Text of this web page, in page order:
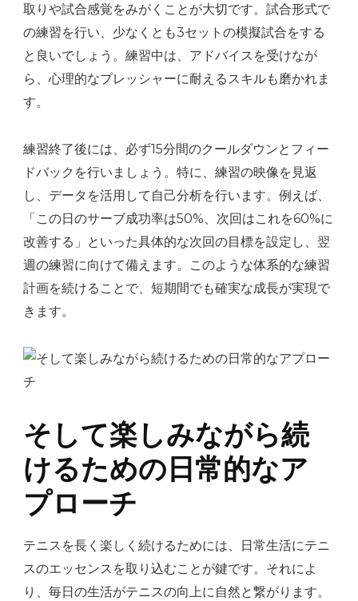
取りや試合感覚をみがくことが大切です。試合形式で
の練習を行い、少なくとも3セットの模擬試合をする
と良いでしょう。練習中は、アドバイスを受けなが
ら、心理的なプレッシャーに耐えるスキルも磨かれま
す。
練習終了後には、必ず15分間のクールダウンとフィー
ドバックを行いましょう。特に、練習の映像を見返
し、データを活用して自己分析を行います。例えば、
「この日のサーブ成功率は50%、次回はこれを60%に
改善する」といった具体的な次回の目標を設定し、翌
週の練習に向けて備えます。このような体系的な練習
計画を続けることで、短期間でも確実な成長が実現で
きます。
そして楽しみながら続
けるための日常的なア
プローチ
テニスを長く楽しく続けるためには、日常生活にテニ
スのエッセンスを取り込むことが鍵です。それによ
り、毎日の生活がテニスの向上に自然と繋がります。